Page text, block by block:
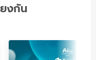
งกัน